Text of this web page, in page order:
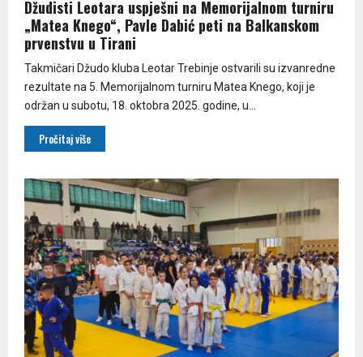
Džudisti Leotara uspješni na Memorijalnom turniru
„Matea Knego“, Pavle Dabić peti na Balkanskom
prvenstvu u Tirani
Takmičari Džudo kluba Leotar Trebinje ostvarili su izvanredne
rezultate na 5. Memorijalnom turniru Matea Knego, koji je
održan u subotu, 18. oktobra 2025. godine, u...
Pročitaj više